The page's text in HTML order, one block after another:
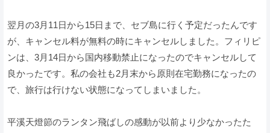
翌月の3月11日から15日まで、セブ島に行く予定だったんです
が、キャンセル料が無料の時にキャンセルしました。フィリピ
ンは、3月14日から国内移動禁止になったのでキャンセルして
良かったです。私の会社も2月末から原則在宅勤務になったの
で、旅行は行けない状態になってしまいました。
平溪天燈節のランタン飛ばしの感動が以前より少なかったた